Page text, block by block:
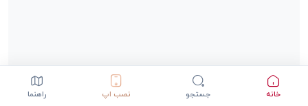
خانه جستجو نصب اپ راهنما